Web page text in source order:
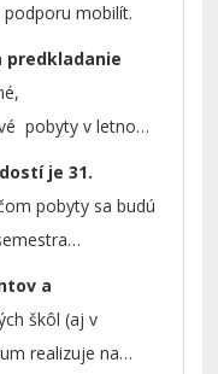
podporu mobilít.
predkladanie
pobyty v letnom
2019.
je 31.
pobyty sa budú
o štipendiá
a
škôl (aj v
realizuje na